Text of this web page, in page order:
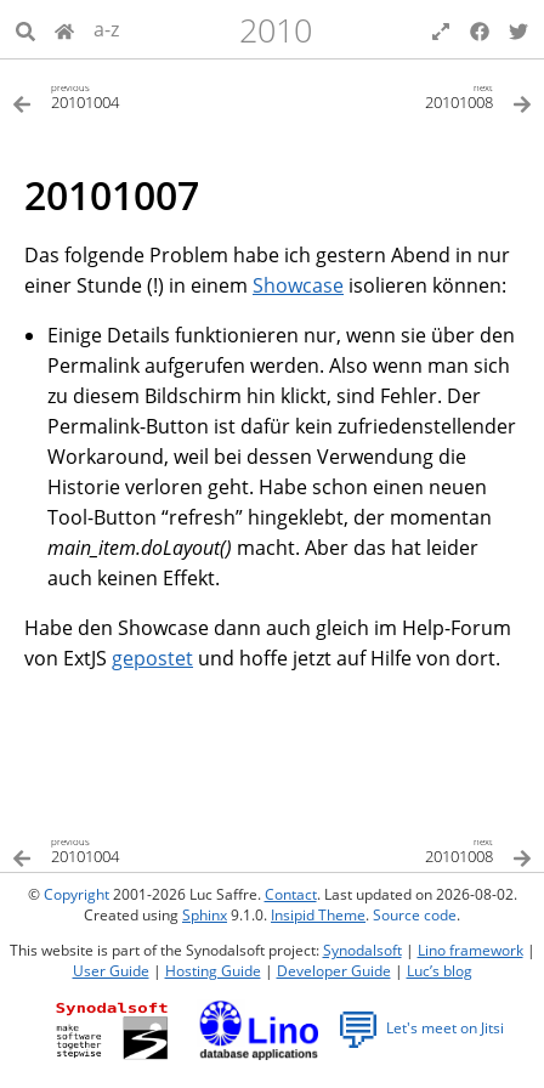
a-z 2010
previous
20101004
next
20101008
20101007
Das folgende Problem habe ich gestern Abend in nur
einer Stunde (!) in einem Showcase isolieren können:
Einige Details funktionieren nur, wenn sie über den
Permalink aufgerufen werden. Also wenn man sich
zu diesem Bildschirm hin klickt, sind Fehler. Der
Permalink-Button ist dafür kein zufriedenstellender
Workaround, weil bei dessen Verwendung die
Historie verloren geht. Habe schon einen neuen
Tool-Button “refresh” hingeklebt, der momentan
main_item.doLayout() macht. Aber das hat leider
auch keinen Effekt.
Habe den Showcase dann auch gleich im Help-Forum
von ExtJS gepostet und hoffe jetzt auf Hilfe von dort.
previous
20101004
next
20101008
©Copyright2001-2026 Luc Saffre.Contact. Last updated on 2026-08-02.
Created usingSphinx9.1.0. Insipid Theme.Source code.
This website is part of the Synodalsoft project:Synodalsoft| Lino framework|
User Guide | Hosting Guide | Developer Guide | Luc’s blog
💬 Let's meet on Jitsi